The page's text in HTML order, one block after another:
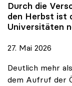
Durch die
den Herbst ist
Universitäten
27. Mai 2026
Deutlich mehr
dem Aufruf der